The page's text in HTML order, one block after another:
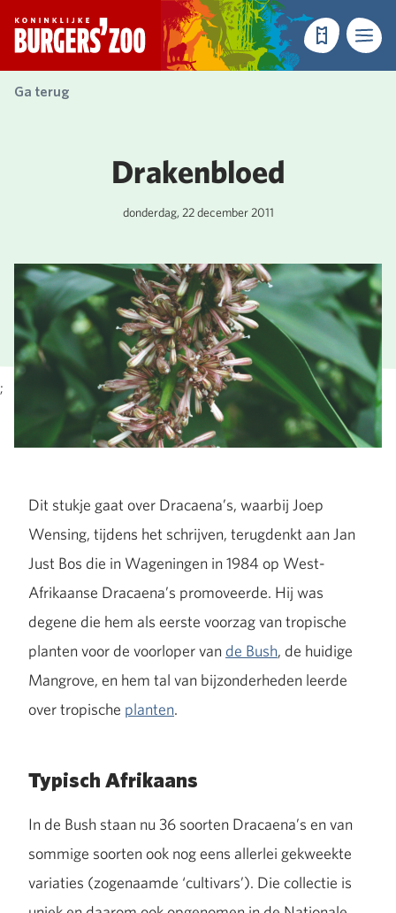
- Homepagina
TicketsMenu
Ga terug
;
Drakenbloed
donderdag, 22 december 2011
Dit stukje gaat over Dracaena’s, waarbij Joep
Wensing, tijdens het schrijven, terugdenkt aan Jan
Just Bos die in Wageningen in 1984 op West-
Afrikaanse Dracaena’s promoveerde. Hij was
degene die hem als eerste voorzag van tropische
planten voor de voorloper van de Bush, de huidige
Mangrove, en hem tal van bijzonderheden leerde
over tropische planten.
Typisch Afrikaans
In de Bush staan nu 36 soorten Dracaena’s en van
sommige soorten ook nog eens allerlei gekweekte
variaties (zogenaamde ‘cultivars’). Die collectie is